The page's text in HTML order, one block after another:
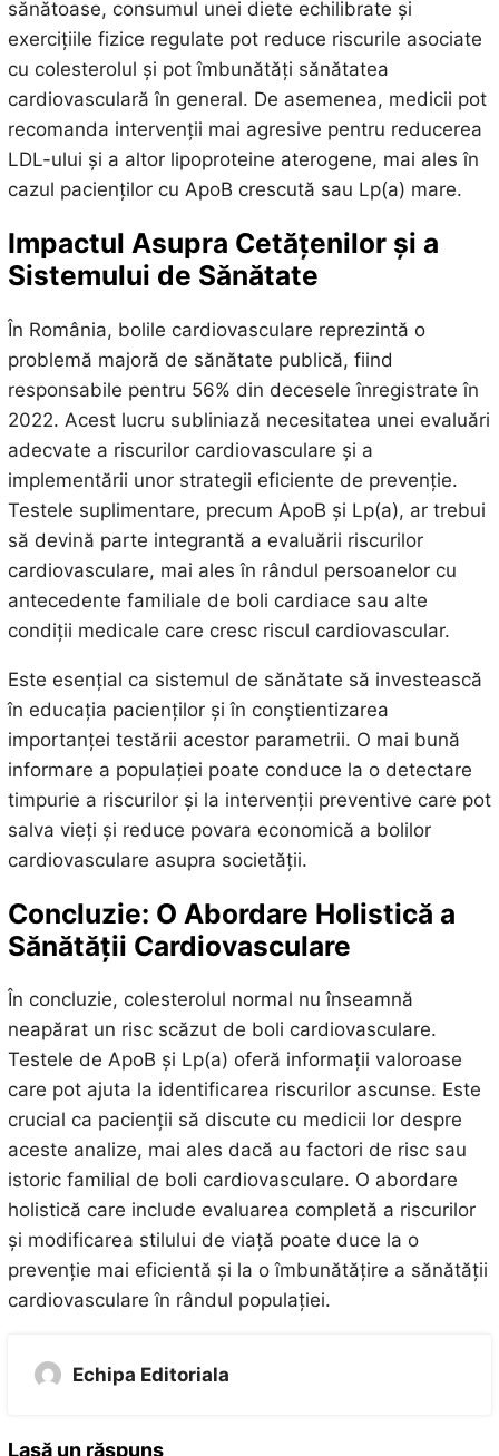
sănătoase, consumul unei diete echilibrate și
exercițiile fizice regulate pot reduce riscurile asociate
cu colesterolul și pot îmbunătăți sănătatea
cardiovasculară în general. De asemenea, medicii pot
recomanda intervenții mai agresive pentru reducerea
LDL-ului și a altor lipoproteine aterogene, mai ales în
cazul pacienților cu ApoB crescută sau Lp(a) mare.
Impactul Asupra Cetățenilor și a
Sistemului de Sănătate
În România, bolile cardiovasculare reprezintă o
problemă majoră de sănătate publică, fiind
responsabile pentru 56% din decesele înregistrate în
2022. Acest lucru subliniază necesitatea unei evaluări
adecvate a riscurilor cardiovasculare și a
implementării unor strategii eficiente de prevenție.
Testele suplimentare, precum ApoB și Lp(a), ar trebui
să devină parte integrantă a evaluării riscurilor
cardiovasculare, mai ales în rândul persoanelor cu
antecedente familiale de boli cardiace sau alte
condiții medicale care cresc riscul cardiovascular.
Este esențial ca sistemul de sănătate să investească
în educația pacienților și în conștientizarea
importanței testării acestor parametrii. O mai bună
informare a populației poate conduce la o detectare
timpurie a riscurilor și la intervenții preventive care pot
salva vieți și reduce povara economică a bolilor
cardiovasculare asupra societății.
Concluzie: O Abordare Holistică a
Sănătății Cardiovasculare
În concluzie, colesterolul normal nu înseamnă
neapărat un risc scăzut de boli cardiovasculare.
Testele de ApoB și Lp(a) oferă informații valoroase
care pot ajuta la identificarea riscurilor ascunse. Este
crucial ca pacienții să discute cu medicii lor despre
aceste analize, mai ales dacă au factori de risc sau
istoric familial de boli cardiovasculare. O abordare
holistică care include evaluarea completă a riscurilor
și modificarea stilului de viață poate duce la o
prevenție mai eficientă și la o îmbunătățire a sănătății
cardiovasculare în rândul populației.
Echipa Editoriala
Lasă un răspuns